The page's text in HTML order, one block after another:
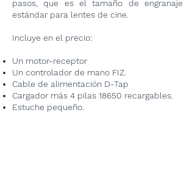
pasos, que es el tamaño de engranaje
estándar para lentes de cine.
Incluye en el precio:
Un motor-receptor
Un controlador de mano FIZ.
Cable de alimentación D-Tap
Cargador más 4 pilas 18650 recargables.
Estuche pequeño.